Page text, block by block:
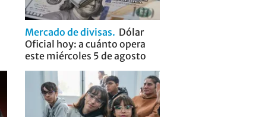
Mercado de divisas
Dólar
Oficial hoy: a cuánto opera
este miércoles 5 de agosto